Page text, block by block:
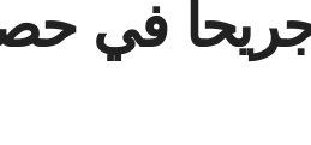
قتيلا و48